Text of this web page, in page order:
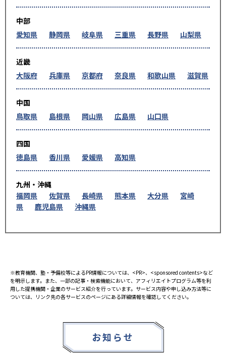
中部
愛知県
静岡県 岐阜県 三重県 長野県 山梨県
近畿
大阪府
兵庫県 京都府 奈良県 和歌山県 滋賀県
中国
鳥取県
島根県 岡山県 広島県 山口県
四国
徳島県
香川県 愛媛県 高知県
九州・沖縄
福岡県
佐賀県 長崎県 熊本県 大分県
宮崎
県
鹿児島県 沖縄県
※教育機関、塾・予備校等によるPR情報については、<PR>、<sponsored contents>など
を明示します。また、一部の記事・検索機能において、アフィリエイトプログラム等を利
用した提携機関・企業のサービス紹介を行っています。サービス内容や申し込み方法等に
ついては、リンク先の各サービスのページにある詳細情報を確認してください。
お知らせ